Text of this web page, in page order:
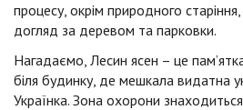
процесу, окрім природного
догляд за деревом та парковки.
Нагадаємо, Лесин ясен – це
біля будинку, де мешкала видатна
Українка. Зона охорони знаходиться